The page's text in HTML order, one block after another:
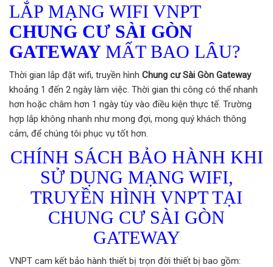
LẮP MẠNG WIFI VNPT
CHUNG CƯ SÀI GÒN
GATEWAY MẤT BAO LÂU?
Thời gian lắp đặt wifi, truyền hình Chung cư Sài Gòn Gateway
khoảng 1 đến 2 ngày làm việc. Thời gian thi công có thể nhanh
hơn hoặc châm hơn 1 ngày tùy vào điều kiện thực tế. Trường
hợp lắp không nhanh như mong đợi, mong quý khách thông
cảm, để chúng tôi phục vụ tốt hơn.
CHÍNH SÁCH BẢO HÀNH KHI
SỬ DỤNG MẠNG WIFI,
TRUYỀN HÌNH VNPT TẠI
CHUNG CƯ SÀI GÒN
GATEWAY
VNPT cam kết bảo hành thiết bị trọn đời thiết bị bao gồm: